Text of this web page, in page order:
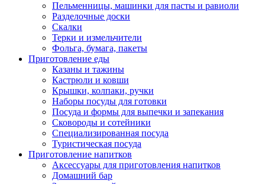
Пельменницы, машинки для пасты и равиоли
Разделочные доски
Скалки
Терки и измельчители
Фольга, бумага, пакеты
Приготовление еды
Казаны и тажины
Кастрюли и ковши
Крышки, колпаки, ручки
Наборы посуды для готовки
Посуда и формы для выпечки и запекания
Сковороды и сотейники
Специализированная посуда
Туристическая посуда
Приготовление напитков
Аксессуары для приготовления напитков
Домашний бар